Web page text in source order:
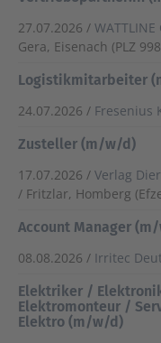
27.07.2026 / WATTLINE
Gera, Eisenach (PLZ
Logistikmitarbeiter
24.07.2026 / Fresenius
Zusteller (m/w/d)
17.07.2026 / Verlag
/ Fritzlar, Homberg
Account Manager
08.08.2026 / Irritec
Elektriker /
Elektromonteur /
Elektro (m/w/d)